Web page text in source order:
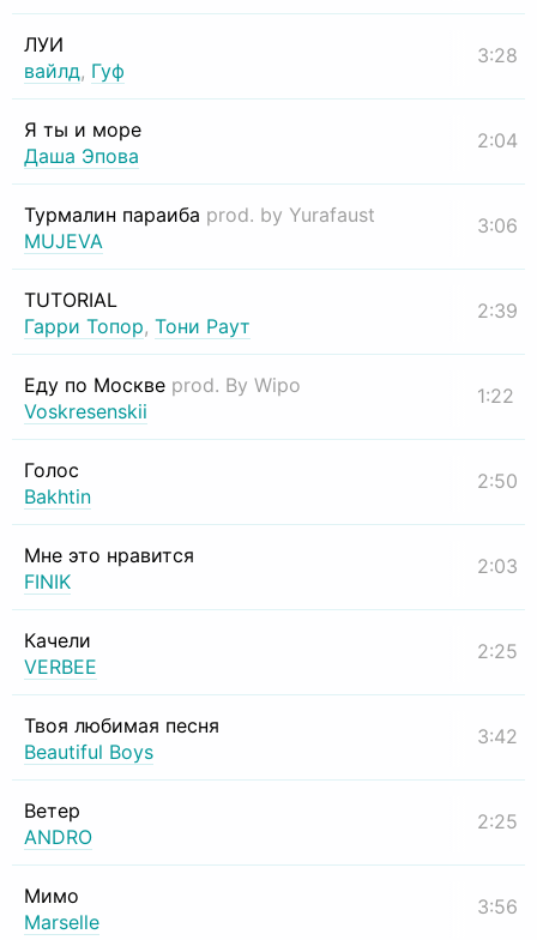
ЛУИ
вайлд, Гуф
3:28
Я ты и море
Даша Эпова
2:04
Турмалин параиба prod. by Yurafaust
MUJEVA
3:06
TUTORIAL
Гарри Топор, Тони Раут
2:39
Еду по Москве prod. By Wipo
Voskresenskii
1:22
Голос
Bakhtin
2:50
Мне это нравится
FINIK
2:03
Качели
VERBEE
2:25
Твоя любимая песня
Beautiful Boys
3:42
Ветер
ANDRO
2:25
Мимо
Marselle
3:56